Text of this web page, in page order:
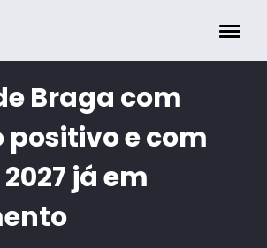
Braga com
e com
já em
de Cookies